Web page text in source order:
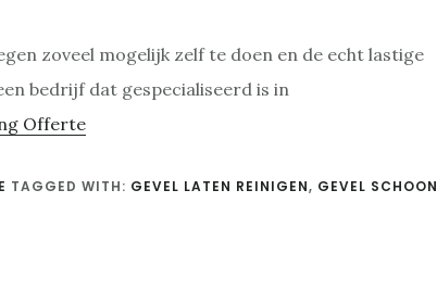
zoveel mogelijk zelf te doen en de echt lastige
bedrijf dat gespecialiseerd is in
Offerte
TAGGED WITH: GEVEL LATEN REINIGEN, GEVEL SCHOON